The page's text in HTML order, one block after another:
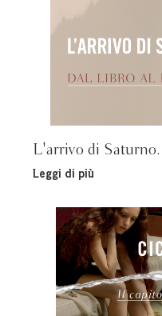
L'arrivo di
Leggi di più